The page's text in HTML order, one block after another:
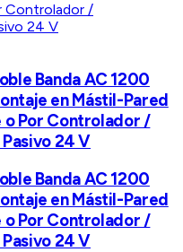
Banda AC 1200
en Mástil-Pared
Por Controlador /
24 V
Banda AC 1200
en Mástil-Pared
Por Controlador /
24 V